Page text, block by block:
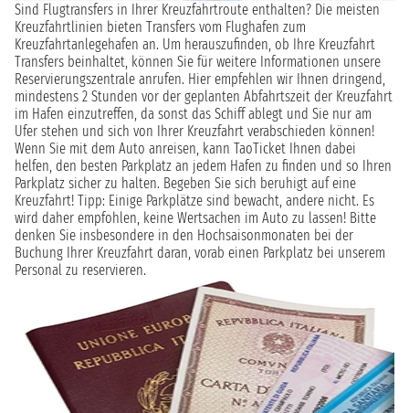
Sind Flugtransfers in Ihrer Kreuzfahrtroute enthalten? Die meisten
Kreuzfahrtlinien bieten Transfers vom Flughafen zum
Kreuzfahrtanlegehafen an. Um herauszufinden, ob Ihre Kreuzfahrt
Transfers beinhaltet, können Sie für weitere Informationen unsere
Reservierungszentrale anrufen. Hier empfehlen wir Ihnen dringend,
mindestens 2 Stunden vor der geplanten Abfahrtszeit der Kreuzfahrt
im Hafen einzutreffen, da sonst das Schiff ablegt und Sie nur am
Ufer stehen und sich von Ihrer Kreuzfahrt verabschieden können!
Wenn Sie mit dem Auto anreisen, kann TaoTicket Ihnen dabei
helfen, den besten Parkplatz an jedem Hafen zu finden und so Ihren
Parkplatz sicher zu halten. Begeben Sie sich beruhigt auf eine
Kreuzfahrt! Tipp: Einige Parkplätze sind bewacht, andere nicht. Es
wird daher empfohlen, keine Wertsachen im Auto zu lassen! Bitte
denken Sie insbesondere in den Hochsaisonmonaten bei der
Buchung Ihrer Kreuzfahrt daran, vorab einen Parkplatz bei unserem
Personal zu reservieren.